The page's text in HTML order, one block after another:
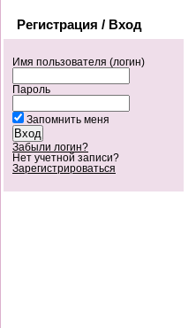
Регистрация / Вход
Имя пользователя (логин)
Пароль
Запомнить меня
Забыли логин?
Нет учетной записи?
Зарегистрироваться